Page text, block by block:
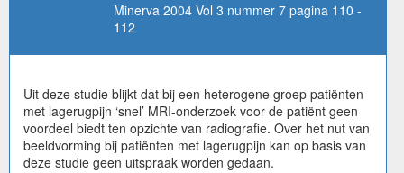
Minerva 2004 Vol 3 nummer 7 pagina 110 -
112
Uit deze studie blijkt dat bij een heterogene groep patiënten
met lagerugpijn ‘snel’ MRI-onderzoek voor de patiënt geen
voordeel biedt ten opzichte van radiografie. Over het nut van
beeldvorming bij patiënten met lagerugpijn kan op basis van
deze studie geen uitspraak worden gedaan.